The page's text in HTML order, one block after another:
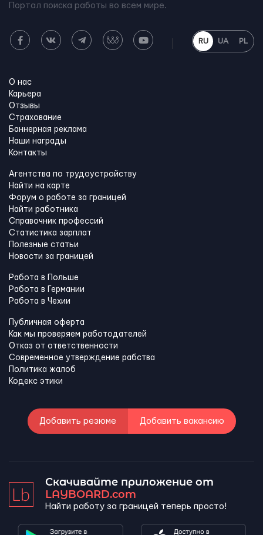
Портал поиска работы во всем мире.
RU UA PL
О нас
Карьера
Отзывы
Страхование
Баннерная реклама
Наши награды
Контакты
Агентства по трудоустройству
Найти на карте
Форум о работе за границей
Найти работника
Справочник профессий
Статистика зарплат
Полезные статьи
Новости за границей
Работа в Польше
Работа в Германии
Работа в Чехии
Публичная оферта
Как мы проверяем работодателей
Отказ от ответственности
Современное утверждение рабства
Политика жалоб
Кодекс этики
Добавить резюме Добавить вакансию
Скачивайте приложение от
LAYBOARD.com
Найти работу за границей теперь просто!